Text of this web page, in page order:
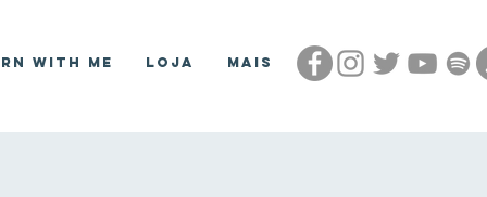
With Me Loja Mais